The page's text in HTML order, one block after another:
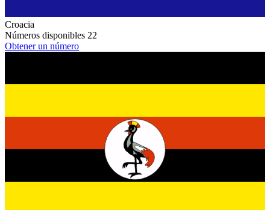
Croacia
Números disponibles 22
Obtener un número